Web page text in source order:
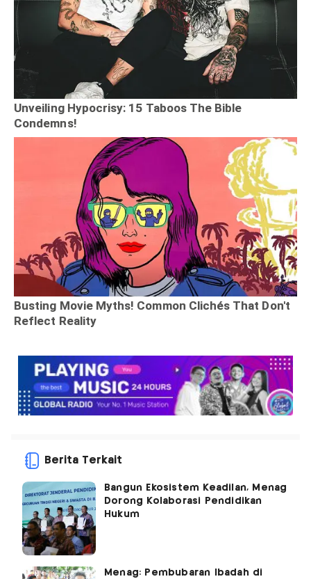
Berita Terkait
Bangun Ekosistem Keadilan, Menag
Dorong Kolaborasi Pendidikan
Hukum
Menag: Pembubaran Ibadah di